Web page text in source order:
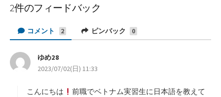
2件のフィードバック
コメント 2 ピンバック 0
ゆめ28
り
2023/07/02(日) 11:33
こんにちは
前職でベトナム実習生に日本語を教えて